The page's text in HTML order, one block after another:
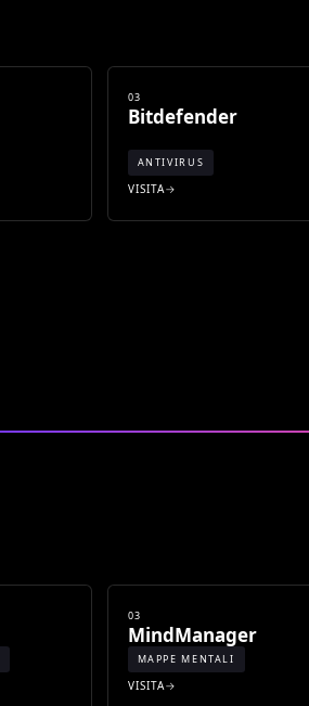
03
Bitdefender
ANTIVIRUS
VISITA
03
MindManager
MAPPE MENTALI
VISITA